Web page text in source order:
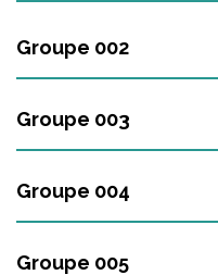
Groupe 002
Groupe 003
Groupe 004
Groupe 005